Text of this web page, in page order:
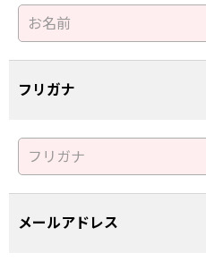
フリガナ
メールアドレス